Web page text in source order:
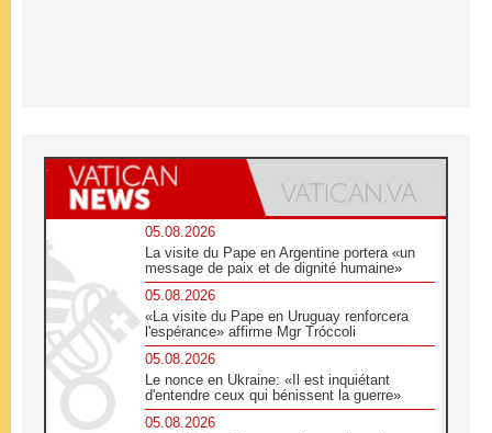
05.08.2026
La visite du Pape en Argentine portera «un
message de paix et de dignité humaine»
05.08.2026
«La visite du Pape en Uruguay renforcera
l'espérance» affirme Mgr Tróccoli
05.08.2026
Le nonce en Ukraine: «Il est inquiétant
d'entendre ceux qui bénissent la guerre»
05.08.2026